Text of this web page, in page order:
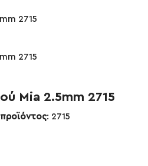
Mia 2.5mm 2715
: 2715